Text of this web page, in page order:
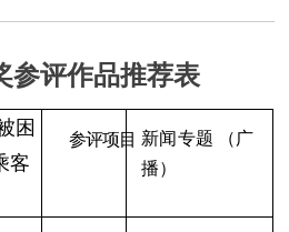
参评作品推荐表
困
客
参评项目 新闻专题
（广
播）